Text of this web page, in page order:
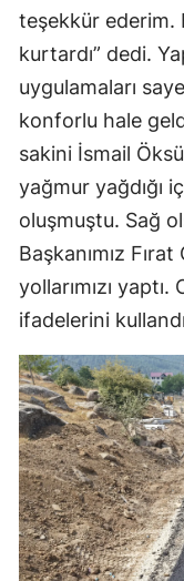
teşekkür
kurtardı” dedi.
uygulamaları
konforlu hale
sakini İsmail
yağmur yağdığı
oluşmuştu. Sağ
Başkanımız
yollarımızı
ifadelerini